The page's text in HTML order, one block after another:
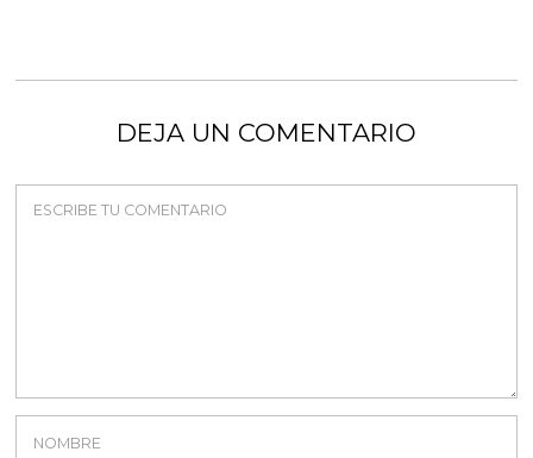
DEJA UN COMENTARIO